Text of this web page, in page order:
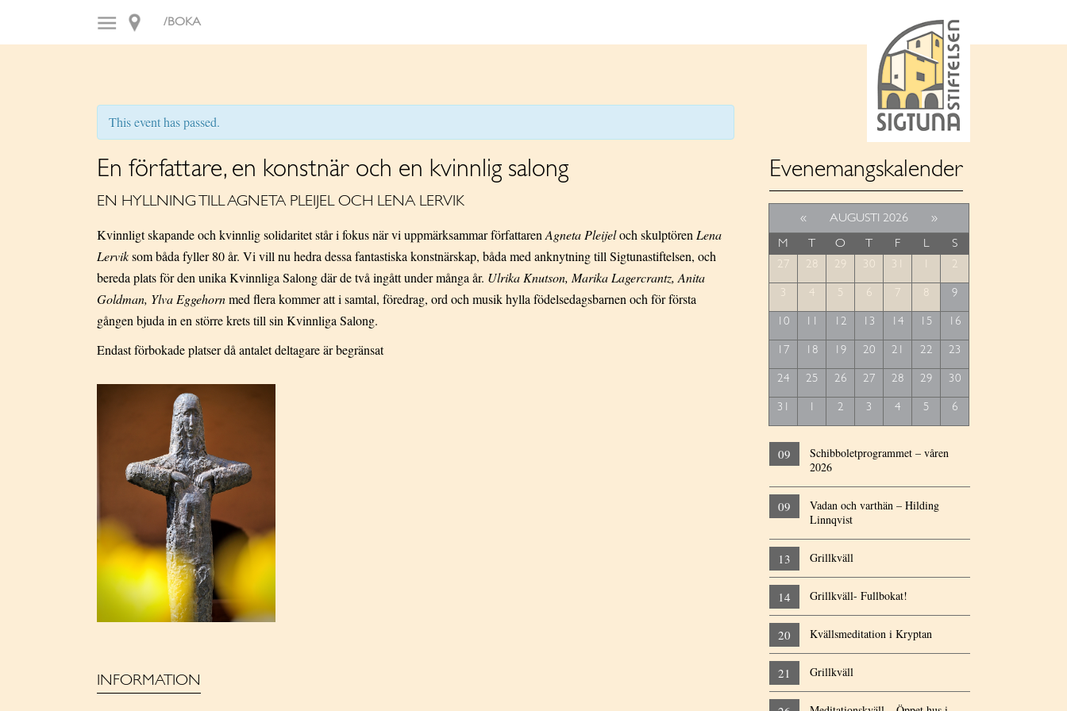
/BOKA
This event has passed.
En författare, en konstnär och en kvinnlig salong
EN HYLLNING TILL AGNETA PLEIJEL OCH LENA LERVIK
Kvinnligt skapande och kvinnlig solidaritet står i fokus när vi uppmärksammar författaren Agneta Pleijeloch skulptören Lena
Lerviksom båda fyller 80 år. Vi vill nu hedra dessa fantastiska konstnärskap, båda med anknytning till Sigtunastiftelsen, och
bereda plats för den unika Kvinnliga Salong där de två ingått under många år. Ulrika Knutson, Marika Lagercrantz, Anita
Goldman, Ylva Eggehornmed flera kommer att i samtal, föredrag, ord och musik hylla födelsedagsbarnen och för första
gången bjuda in en större krets till sin Kvinnliga Salong.
Endast förbokade platser då antalet deltagare är begränsat
INFORMATION
Evenemangskalender
« AUGUSTI 2026
»
M
T O T F L S
27 28 29 30 31 2
3 4 5 6 7 8 9
10 11 12 13 14 15 16
17 18 19 20 21 22 23
24 25 26 27 28 29 30
31 1 2 3 4 5 6
09
Schibboletprogrammet – våren
2026
09
Vadan och varthän – Hilding
Linnqvist
13 Grillkväll
14 Grillkväll- Fullbokat!
20 Kvällsmeditation i Kryptan
21 Grillkväll